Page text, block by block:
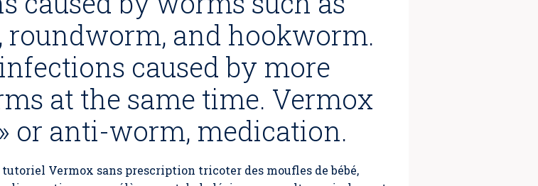
and hookworm.
caused by more
at the same time. Vermox
or anti-worm, medication.
Vermox sans prescription tricoter des moufles de bébé,